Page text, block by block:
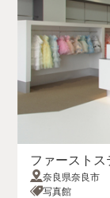
ファースト
奈良県奈良市
写真館